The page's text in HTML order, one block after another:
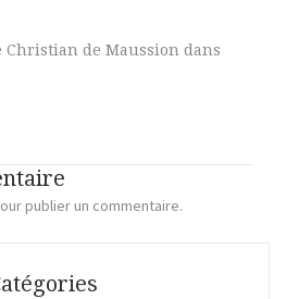
Christian de Maussion dans
publier un commentaire.